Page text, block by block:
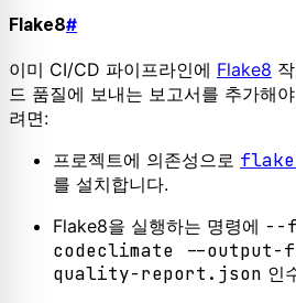
Flake8#
이미 CI/CD 파이프라인에 Flake8
드 품질에 보내는 보고서를 추가해
려면:
프로젝트에 의존성으로
를 설치합니다.
Flake8을 실행하는 명령에 --
codeclimate --
quality-report.json 인